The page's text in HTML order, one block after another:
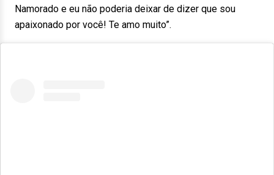
Namorado e eu não poderia deixar de dizer que sou
apaixonado por você! Te amo muito”.